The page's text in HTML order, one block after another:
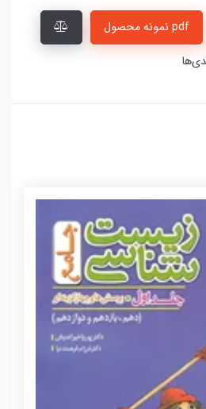
pdf نمونه محصول